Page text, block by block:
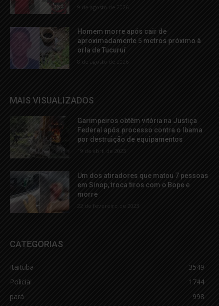
9 de agosto de 2026
Homem morre após cair de
aproximadamente 5 metros próximo à
orla de Tucuruí
8 de agosto de 2026
MAIS VISUALIZADOS
Garimpeiros obtêm vitória na Justiça
Federal após processo contra o Ibama
por destruição de equipamentos
19 de abril de 2023
Um dos atiradores que matou 7 pessoas
em Sinop, troca tiros com o Bope e
morre
22 de fevereiro de 2023
CATEGORIAS
Itaituba
3549
Policial
1744
pará
998